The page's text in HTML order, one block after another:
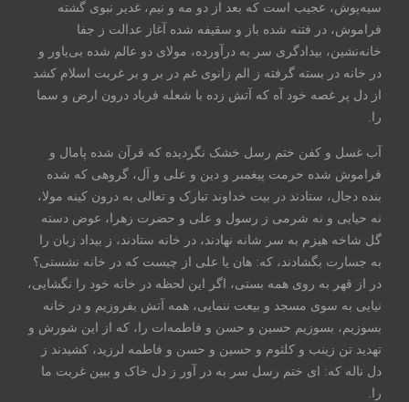
سیه‌پوش، عجیب است که بعد از دو مه و نیم، غدیر نبوی گشته
فراموش، در فتنه شده باز و سقیفه شده آغاز عدالت ز جفا
خانه‌نشین، بیدادگری سر به درآورده، مولای دو عالم شده بی‌یاور و
در خانه در بسته گرفته ز الم زانوی غم در بر و بر غربت اسلام کشد
از دل پر غصه خود آه که آتش زده با شعله فریاد درون ارض و سما
را.
آب غسل و کفن ختم رسل خشک نگردیده که قرآن شده پامال و
فراموش شده حرمت پیغمبر و دین و علی و آل، گروهی که شده
بنده دجال، ستادند در بیت خداوند تبارک و تعالی به درون کینه مولا،
نه حیایی و نه شرمی ز رسول و علی و حضرت زهرا، عوض دسته
گل شاخه هیزم به سر شانه نهادند، در خانه ستادند، ز بیداد زبان را
به جسارت بگشادند، که: هان یا علی از چیست که در خانه نشستی؟
در از قهر به روی همه بستی، اگر این لحظه در خانه خود را نگشایی،
نیایی به سوی مسجد و بیعت ننمایی، همه آتش بفروزیم و در خانه
بسوزیم، بسوزیم حسین و حسن و فاطمه‌ات را، که از این شورش و
تهدید تن زینب و کلثوم و حسین و حسن و فاطمه لرزید، کشیدند ز
دل ناله که: ای ختم رسل سر به در آور ز دل خاک و ببین غربت ما
را.